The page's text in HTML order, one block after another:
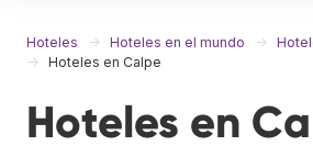
Hoteles Hoteles en el mundo
Hoteles en Calpe
Hoteles en